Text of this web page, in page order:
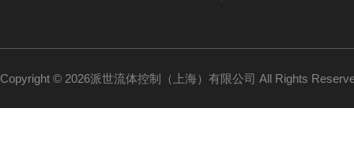
Copyright © 2026派世流体控制（上海）有限公司 All Rights